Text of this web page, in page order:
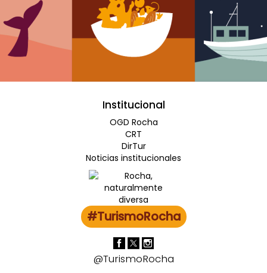
Institucional
OGD Rocha
CRT
DirTur
Noticias institucionales
#TurismoRocha
@TurismoRocha